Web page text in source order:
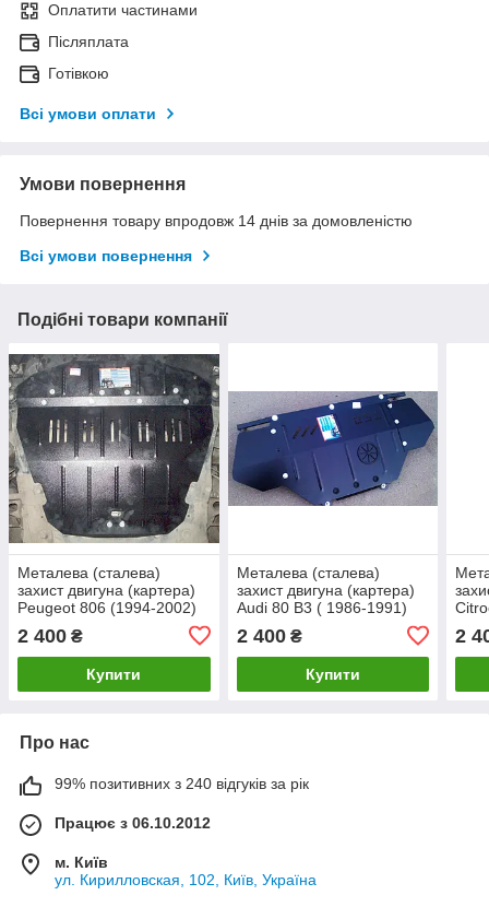
Оплатити частинами
Післяплата
Готівкою
Всі умови оплати
Умови повернення
Повернення товару впродовж 14 днів за домовленістю
Всі умови повернення
Подібні товари компанії
Металева (сталева)
захист двигуна (картера)
Peugeot 806 (1994-2002)
2 400 ₴
Купити
Металева (сталева)
захист двигуна (картера)
Audi 80 B3 ( 1986-1991)
(V-1.6; 1.8; 2.0; 1.9 D; 1.6
TD)
2 400₴
Купити
2
Про нас
99% позитивних з 240 відгуків за рік
Працює з 06.10.2012
м. Київ
ул. Кирилловская, 102, Київ, Україна